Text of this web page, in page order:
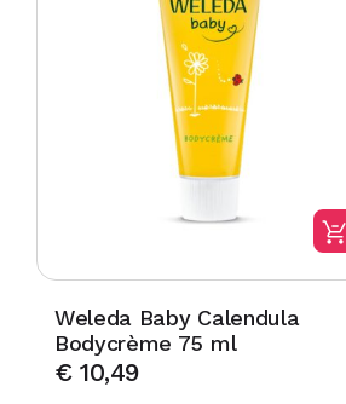
Weleda Baby Calendula
Bodycrème 75 ml
€10,49